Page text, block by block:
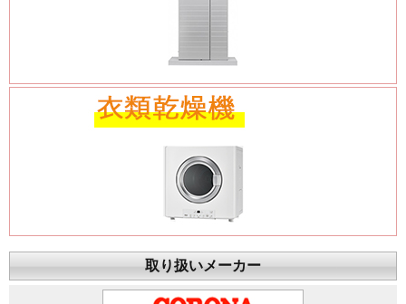
取り扱いメーカー